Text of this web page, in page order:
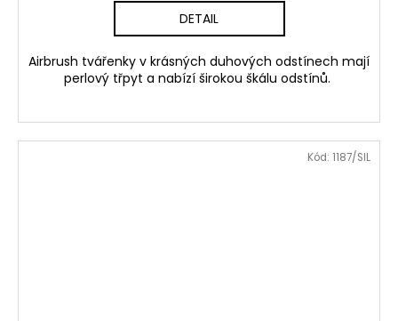
DETAIL
Airbrush tvářenky v krásných duhových odstínech mají
perlový třpyt a nabízí širokou škálu odstínů.
Kód: 1187/SIL